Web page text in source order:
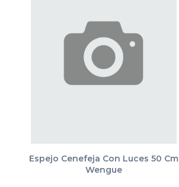
Espejo Cenefeja Con Luces 50 Cm
Wengue